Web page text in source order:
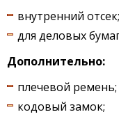
внутренний отсек;
для деловых
Дополнительно:
плечевой ремень;
кодовый замок;